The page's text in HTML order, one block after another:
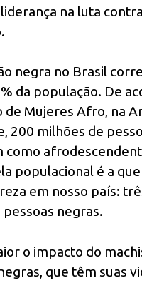
na luta
negra no Brasil
da população. De
de Mujeres Afro, na
200 milhões de
como
populacional é a
em nosso país:
negras.
o impacto do
que têm suas